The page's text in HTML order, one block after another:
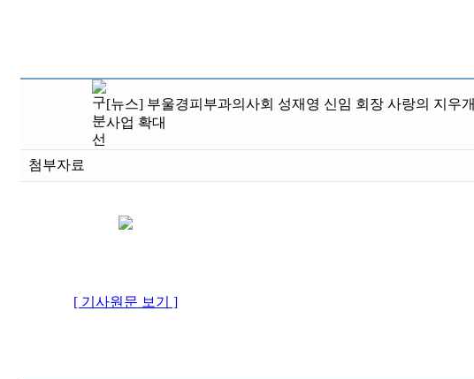
[뉴스] 부울경피부과의사회 성재영 신임 회장 사랑의 지우개
사업 확대
첨부자료
[ 기사원문 보기 ]